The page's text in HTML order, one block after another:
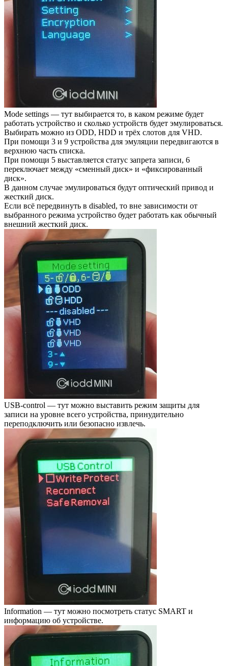
Mode settings — тут выбирается то, в каком режиме будет
работать устройство и сколько устройств будет эмулироваться.
Выбирать можно из ODD, HDD и трёх слотов для VHD.
При помощи 3 и 9 устройства для эмуляции передвигаются в
верхнюю часть списка.
При помощи 5 выставляется статус запрета записи, 6
переключает между «сменный диск» и «фиксированный
диск».
В данном случае эмулироваться будут оптический привод и
жесткий диск.
Если всё передвинуть в disabled, то вне зависимости от
выбранного режима устройство будет работать как обычный
внешний жесткий диск.
USB-control — тут можно выставить режим защиты для
записи на уровне всего устройства, принудительно
переподключить или безопасно извлечь.
Information — тут можно посмотреть статус SMART и
информацию об устройстве.